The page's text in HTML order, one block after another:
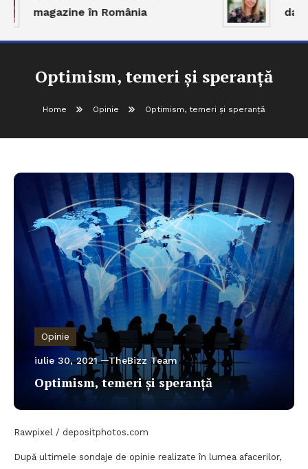
magazine în România
dar
Optimism, temeri și speranță
Home Opinie Optimism, temeri și speranță
Opinie
iulie 30, 2021 TheBizz Team
Optimism, temeri și speranță
Rawpixel / depositphotos.com
După ultimele sondaje de opinie realizate în lumea afacerilor,